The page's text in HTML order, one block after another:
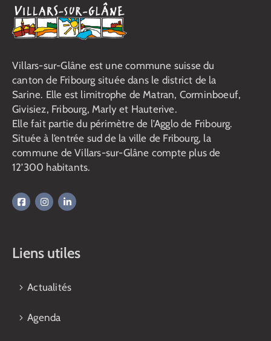
Villars-sur-Glâne est une commune suisse du
canton de Fribourg située dans le district de la
Sarine. Elle est limitrophe de Matran, Corminboeuf,
Givisiez, Fribourg, Marly et Hauterive.
Elle fait partie du périmètre de l’Agglo de Fribourg.
Située à l’entrée sud de la ville de Fribourg, la
commune de Villars-sur-Glâne compte plus de
12’300 habitants.
Liens utiles
Actualités
Agenda